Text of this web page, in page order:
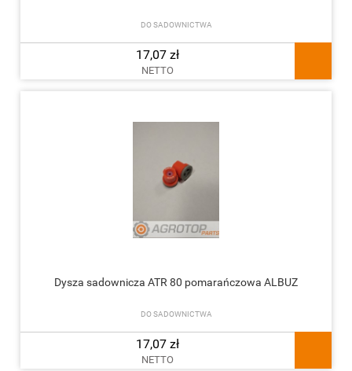
DO SADOWNICTWA
17,07 zł
NETTO
Dysza sadownicza ATR 80 pomarańczowa ALBUZ
DO SADOWNICTWA
17,07 zł
NETTO